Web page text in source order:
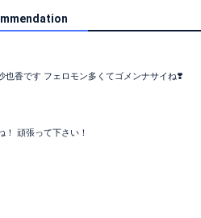
也香です フェロモン多くてゴメンナサイね❣️
！ 頑張って下さい！